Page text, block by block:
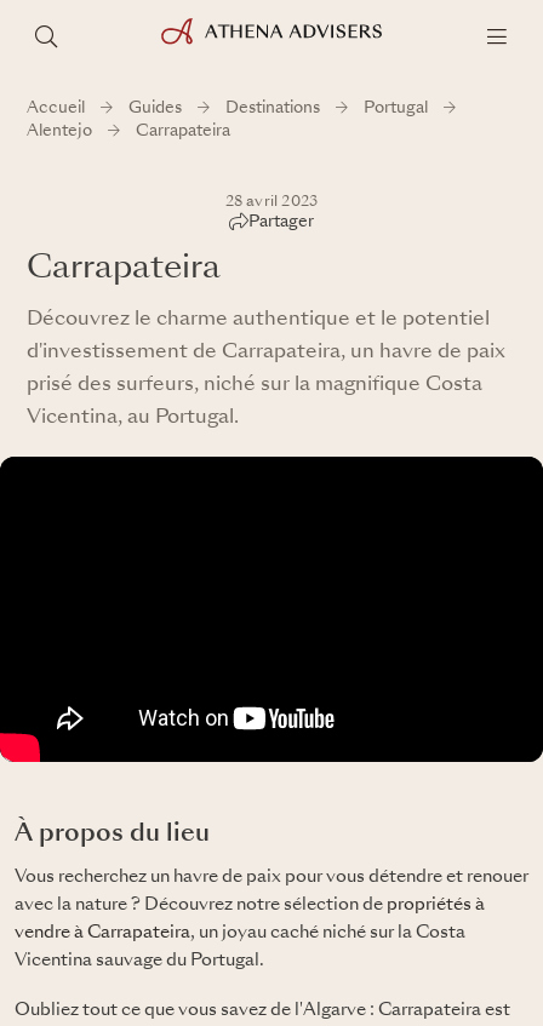
Accueil Guides Destinations
Portugal
Alentejo
Carrapateira
28 avril 2023
Partager
Carrapateira
Découvrez le charme authentique et le potentiel
d'investissement de Carrapateira, un havre de paix
prisé des surfeurs, niché sur la magnifique Costa
Vicentina, au Portugal.
À propos du lieu
Vous recherchez un havre de paix pour vous détendre et renouer
avec la nature ? Découvrez notre sélection de propriétés à
vendre à Carrapateira, un joyau caché niché sur la Costa
Vicentina sauvage du Portugal.
Oubliez tout ce que vous savez de l'Algarve : Carrapateira est